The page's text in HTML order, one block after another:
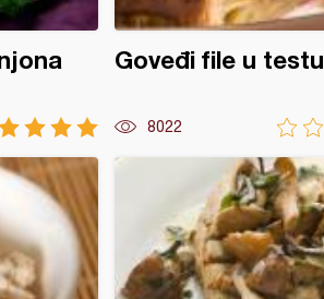
Goveđi file u testu
8022